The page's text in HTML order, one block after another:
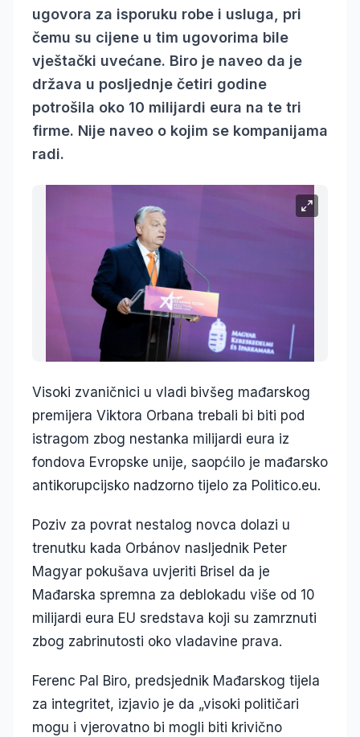
ugovora za isporuku robe i usluga, pri
čemu su cijene u tim ugovorima bile
vještački uvećane. Biro je naveo da je
država u posljednje četiri godine
potrošila oko 10 milijardi eura na te tri
firme. Nije naveo o kojim se kompanijama
radi.
Visoki zvaničnici u vladi bivšeg mađarskog
premijera Viktora Orbana trebali bi biti pod
istragom zbog nestanka milijardi eura iz
fondova Evropske unije, saopćilo je mađarsko
antikorupcijsko nadzorno tijelo za Politico.eu.
Poziv za povrat nestalog novca dolazi u
trenutku kada Orbánov nasljednik Peter
Magyar pokušava uvjeriti Brisel da je
Mađarska spremna za deblokadu više od 10
milijardi eura EU sredstava koji su zamrznuti
zbog zabrinutosti oko vladavine prava.
Ferenc Pal Biro, predsjednik Mađarskog tijela
za integritet, izjavio je da „visoki političari
mogu i vjerovatno bi mogli biti krivično